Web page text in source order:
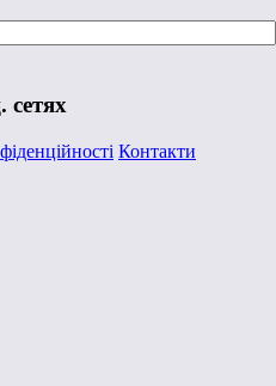
сетях
Контакти